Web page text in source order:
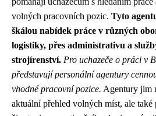
volných pracovních pozic. Tyto
škálou nabídek práce v různých
logistiky, přes administrativu a
strojírenství. Pro uchazeče o práci v
představují personální agentury
vhodné pracovní pozice. Agentury jim
aktuální přehled volných míst, ale také